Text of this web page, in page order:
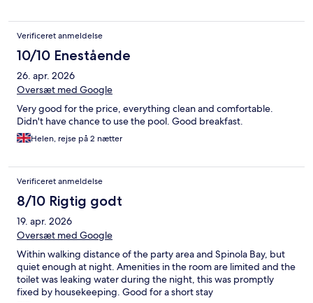
Verificeret anmeldelse
10/10 Enestående
26. apr. 2026
Oversæt med Google
Very good for the price, everything clean and comfortable.
Didn't have chance to use the pool. Good breakfast.
Helen, rejse på 2 nætter
Verificeret anmeldelse
8/10 Rigtig godt
19. apr. 2026
Oversæt med Google
Within walking distance of the party area and Spinola Bay, but
quiet enough at night. Amenities in the room are limited and the
toilet was leaking water during the night, this was promptly
fixed by housekeeping. Good for a short stay